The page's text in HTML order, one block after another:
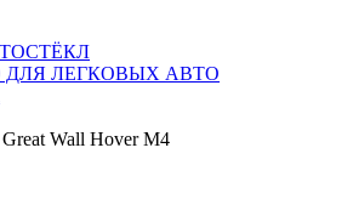
ДЛЯ ЛЕГКОВЫХ АВТО
Wall Hover M4